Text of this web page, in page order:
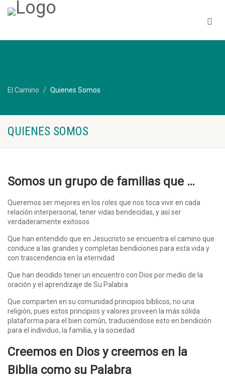
El Camino Quienes Somos
QUIENES SOMOS
Somos un grupo de familias que …
Queremos ser mejores en los roles que nos toca vivir en cada
relación interpersonal, tener vidas bendecidas, y así ser
verdaderamente exitosos
Que han entendido que en Jesucristo se encuentra el camino que
conduce a las grandes y completas bendiciones para esta vida y
con trascendencia en la eternidad
Que han decidido tener un encuentro con Dios por medio de la
oración y el aprendizaje de Su Palabra
Que comparten en su comunidad principios bíblicos, no una
religión, pues estos principios y valores proveen la más sólida
plataforma para el bien común, traduciéndose esto en bendición
para el individuo, la familia, y la sociedad
Creemos en Dios y creemos en la
Biblia como su Palabra